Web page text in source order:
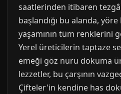
saatlerinden itibaren
başlandığı bu alanda, yöre
yaşamının tüm renklerini
Yerel üreticilerin taptaze
emeği göz nuru dokuma
lezzetler, bu çarşının
Çifteler'in kendine has